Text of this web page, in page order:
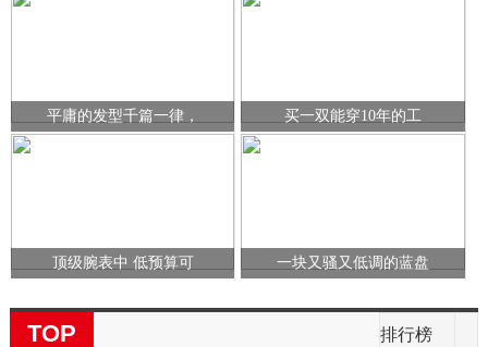
平庸的发型千篇一律， 买一双能穿10年的工
顶级腕表中 低预算可 一块又骚又低调的蓝盘
TOP 排行榜